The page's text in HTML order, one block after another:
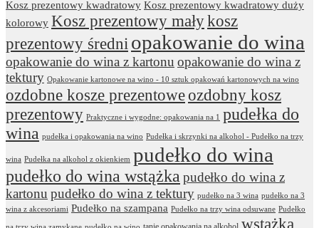
Kosz prezentowy kwadratowy Kosz prezentowy kwadratowy duży
kolorowy Kosz prezentowy małykosz
prezentowy średni opakowanie do wina
opakowanie do wina z kartonu opakowanie do wina z
tektury Opakowanie kartonowe na wino - 10 sztuk opakowań kartonowych na wino
ozdobne kosze prezentoweozdobny kosz
prezentowy Praktyczne i wygodne: opakowania na 1
pudełka do
wina pudełka i opakowania na wino Pudełka i skrzynki na alkohol - Pudełko na trzy
wina Pudełka na alkohol z okienkiem pudełko do wina
pudełko do wina wstążka pudełko do wina z
kartonu pudełko do wina z tektury pudełko na 3 wina pudełko na 3
wina z akcesoriami Pudełko na szampana Pudełko na trzy wina odsuwane Pudełko
wstążka